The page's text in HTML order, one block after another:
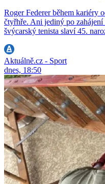
Roger Federer během kariéry
čtyřhře. Ani jediný po
švýcarský tenista slaví 45.
Aktuálně.cz - Sport
dnes, 18:50